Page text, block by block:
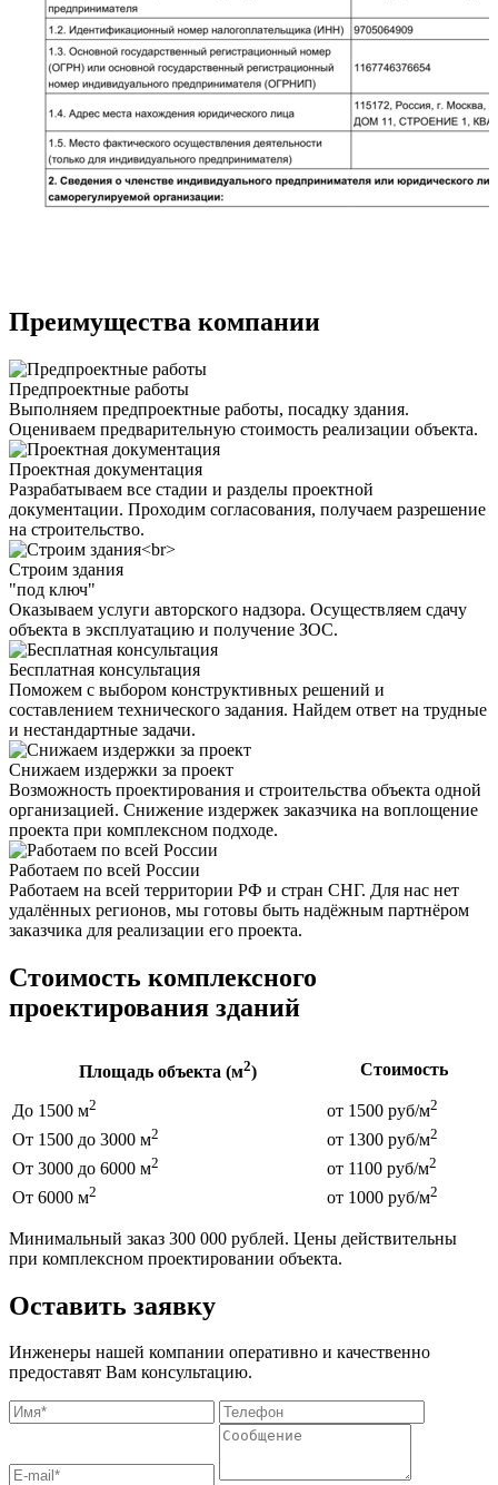
Преимущества компании
Предпроектные работы
Выполняем предпроектные работы, посадку здания.
Оцениваем предварительную стоимость реализации объекта.
Проектная документация
Разрабатываем все стадии и разделы проектной
документации. Проходим согласования, получаем разрешение
на строительство.
Строим здания
"под ключ"
Оказываем услуги авторского надзора. Осуществляем сдачу
объекта в эксплуатацию и получение ЗОС.
Бесплатная консультация
Поможем с выбором конструктивных решений и
составлением технического задания. Найдем ответ на трудные
и нестандартные задачи.
Снижаем издержки за проект
Возможность проектирования и строительства объекта одной
организацией. Снижение издержек заказчика на воплощение
проекта при комплексном подходе.
Работаем по всей России
Работаем на всей территории РФ и стран СНГ. Для нас нет
удалённых регионов, мы готовы быть надёжным партнёром
заказчика для реализации его проекта.
Стоимость комплексного
проектирования зданий
Площадь объекта (м2) Стоимость
До 1500 м2 от 1500 руб/м2
От 1500 до 3000 м2 от 1300 руб/м2
От 3000 до 6000 м2 от 1100 руб/м2
От 6000 м2 от 1000 руб/м2
Минимальный заказ 300 000 рублей. Цены действительны
при комплексном проектировании объекта.
Оставить заявку
Инженеры нашей компании оперативно и качественно
предоставят Вам консультацию.